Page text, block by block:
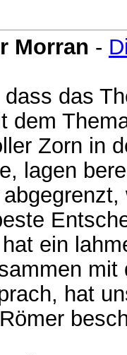
Morran -
das
dem
Zorn in
lagen
ein
hat